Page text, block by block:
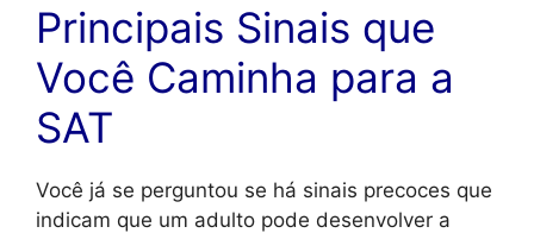
Principais Sinais que
Você Caminha para a
SAT
Você já se perguntou se há sinais precoces que
indicam que um adulto pode desenvolver a